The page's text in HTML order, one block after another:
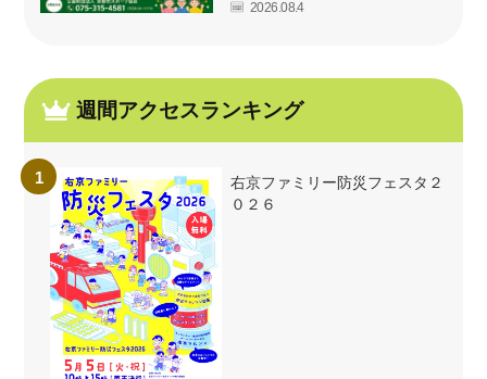
2026.08.4
週間アクセスランキング
右京ファミリー防災フェスタ２
０２６